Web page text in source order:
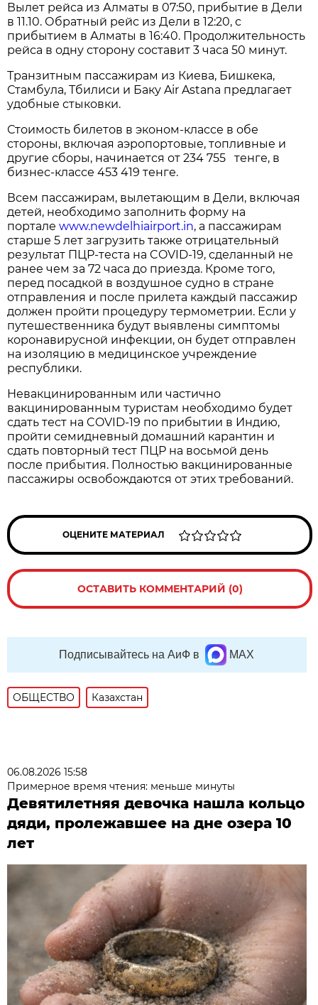
Вылет рейса из Алматы в 07:50, прибытие в Дели
в 11.10. Обратный рейс из Дели в 12:20, с
прибытием в Алматы в 16:40. Продолжительность
рейса в одну сторону составит 3 часа 50 минут.
Транзитным пассажирам из Киева, Бишкека,
Стамбула, Тбилиси и Баку Air Astana предлагает
удобные стыковки.
Стоимость билетов в эконом-классе в обе
стороны, включая аэропортовые, топливные и
другие сборы, начинается от 234 755 тенге, в
бизнес-классе 453 419 тенге.
Всем пассажирам, вылетающим в Дели, включая
детей, необходимо заполнить форму на
порталеwww.newdelhiairport.in, а пассажирам
старше 5 лет загрузить также отрицательный
результат ПЦР-теста на COVID-19, сделанный не
ранее чем за 72 часа до приезда. Кроме того,
перед посадкой в воздушное судно в стране
отправления и после прилета каждый пассажир
должен пройти процедуру термометрии. Если у
путешественника будут выявлены симптомы
коронавирусной инфекции, он будет отправлен
на изоляцию в медицинское учреждение
республики.
Невакцинированным или частично
вакцинированным туристам необходимо будет
сдать тест на COVID-19 по прибытии в Индию,
пройти семидневный домашний карантин и
сдать повторный тест ПЦР на восьмой день
после прибытия. Полностью вакцинированные
пассажиры освобождаются от этих требований.
ОЦЕНИТЕ МАТЕРИАЛ
ОСТАВИТЬ КОММЕНТАРИЙ (0)
Подписывайтесь на АиФ в MAX
ОБЩЕСТВО Казахстан
06.08.2026 15:58
Примерное время чтения: меньше минуты
Девятилетняя девочка нашла кольцо
дяди, пролежавшее на дне озера 10
лет